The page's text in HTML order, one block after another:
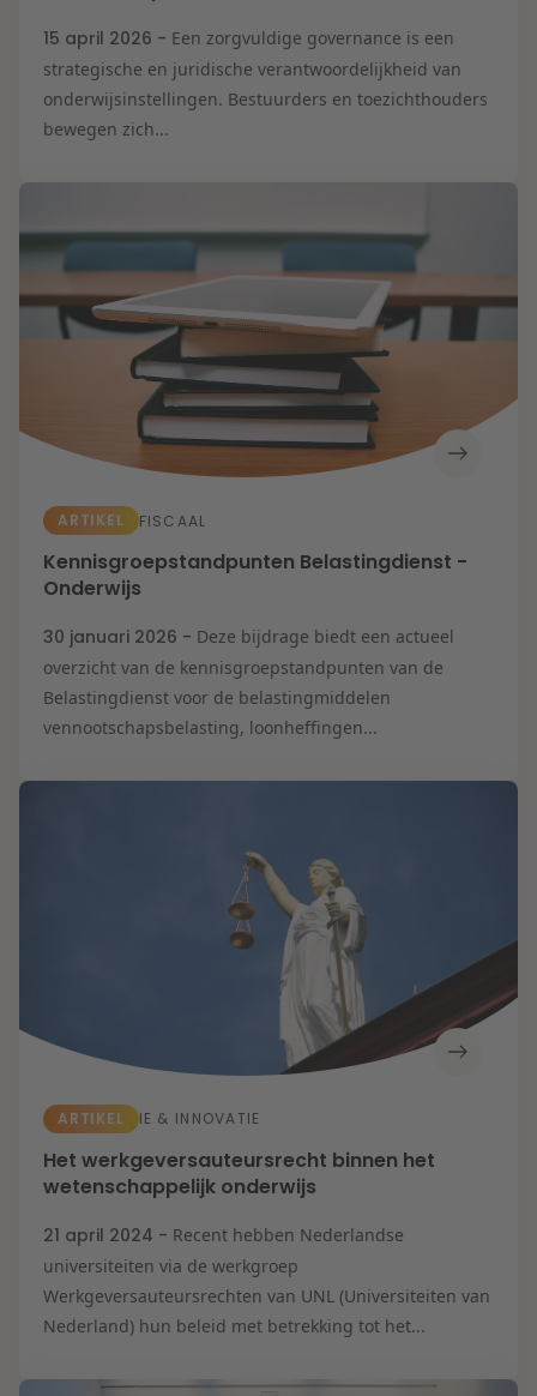
15 april 2026 - Een zorgvuldige governance is een
strategische en juridische verantwoordelijkheid van
onderwijsinstellingen. Bestuurders en toezichthouders
bewegen zich...
ARTIKEL FISCAAL
Kennisgroepstandpunten Belastingdienst -
Onderwijs
30 januari 2026 - Deze bijdrage biedt een actueel
overzicht van de kennisgroepstandpunten van de
Belastingdienst voor de belastingmiddelen
vennootschapsbelasting, loonheffingen...
ARTIKEL IE & INNOVATIE
Het werkgeversauteursrecht binnen het
wetenschappelijk onderwijs
21 april 2024 - Recent hebben Nederlandse
universiteiten via de werkgroep
Werkgeversauteursrechten van UNL (Universiteiten van
Nederland) hun beleid met betrekking tot het...